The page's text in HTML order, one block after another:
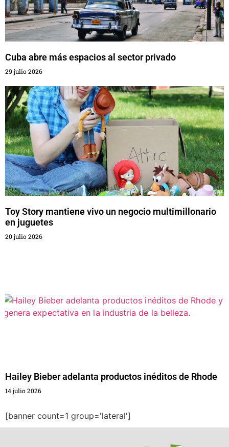
Cuba abre más espacios al sector privado
29 julio 2026
Toy Story mantiene vivo un negocio multimillonario
en juguetes
20 julio 2026
Hailey Bieber adelanta productos inéditos de Rhode
14 julio 2026
[banner count=1 group='lateral']